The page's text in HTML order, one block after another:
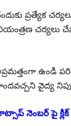
ప్రత్యేక
చర్యలు
ఉండి
వైద్య
వాట్సాప్ నెంబర్ పై